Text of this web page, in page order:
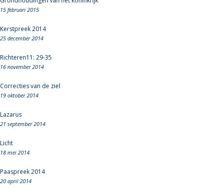
15 februari 2015
Kerstpreek 2014
25 december 2014
Richteren11: 29-35
16 november 2014
Correcties van de ziel
19 oktober 2014
Lazarus
21 september 2014
Licht
18 mei 2014
Paaspreek 2014
20 april 2014